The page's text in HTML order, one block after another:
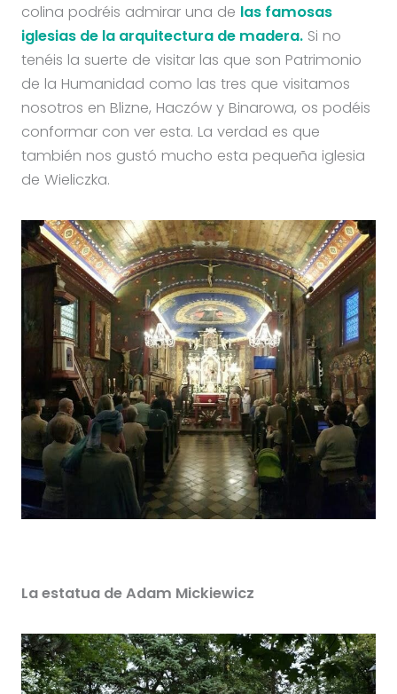
colina podréis admirar una de las famosas
iglesias de la arquitectura de madera.Si no
tenéis la suerte de visitar las que son Patrimonio
de la Humanidad como las tres que visitamos
nosotros en Blizne, Haczów y Binarowa, os podéis
conformar con ver esta. La verdad es que
también nos gustó mucho esta pequeña iglesia
de Wieliczka.
La estatua de Adam Mickiewicz